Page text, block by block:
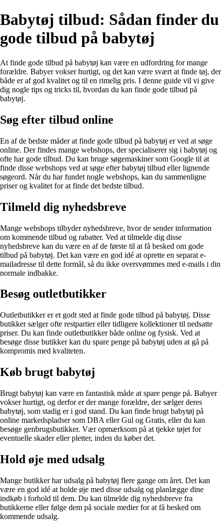
Babytøj tilbud: Sådan finder du
gode tilbud på babytøj
At finde gode tilbud på babytøj kan være en udfordring for mange
forældre. Babyer vokser hurtigt, og det kan være svært at finde tøj, der
både er af god kvalitet og til en rimelig pris. I denne guide vil vi give
dig nogle tips og tricks til, hvordan du kan finde gode tilbud på
babytøj.
Søg efter tilbud online
En af de bedste måder at finde gode tilbud på babytøj er ved at søge
online. Der findes mange webshops, der specialiserer sig i babytøj og
ofte har gode tilbud. Du kan bruge søgemaskiner som Google til at
finde disse webshops ved at søge efter babytøj tilbud eller lignende
søgeord. Når du har fundet nogle webshops, kan du sammenligne
priser og kvalitet for at finde det bedste tilbud.
Tilmeld dig nyhedsbreve
Mange webshops tilbyder nyhedsbreve, hvor de sender information
om kommende tilbud og rabatter. Ved at tilmelde dig disse
nyhedsbreve kan du være en af de første til at få besked om gode
tilbud på babytøj. Det kan være en god idé at oprette en separat e-
mailadresse til dette formål, så du ikke oversvømmes med e-mails i din
normale indbakke.
Besøg outletbutikker
Outletbutikker er et godt sted at finde gode tilbud på babytøj. Disse
butikker sælger ofte restpartier eller tidligere kollektioner til nedsatte
priser. Du kan finde outletbutikker både online og fysisk. Ved at
besøge disse butikker kan du spare penge på babytøj uden at gå på
kompromis med kvaliteten.
Køb brugt babytøj
Brugt babytøj kan være en fantastisk måde at spare penge på. Babyer
vokser hurtigt, og derfor er der mange forældre, der sælger deres
babytøj, som stadig er i god stand. Du kan finde brugt babytøj på
online markedspladser som DBA eller Gul og Gratis, eller du kan
besøge genbrugsbutikker. Vær opmærksom på at tjekke tøjet for
eventuelle skader eller pletter, inden du køber det.
Hold øje med udsalg
Mange butikker har udsalg på babytøj flere gange om året. Det kan
være en god idé at holde øje med disse udsalg og planlægge dine
indkøb i forhold til dem. Du kan tilmelde dig nyhedsbreve fra
butikkerne eller følge dem på sociale medier for at få besked om
kommende udsalg.